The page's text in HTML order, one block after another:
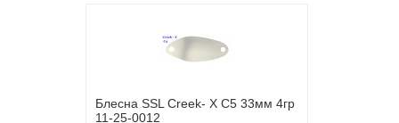
Блесна SSL Creek- X C5 33мм 4гр
11-25-0012